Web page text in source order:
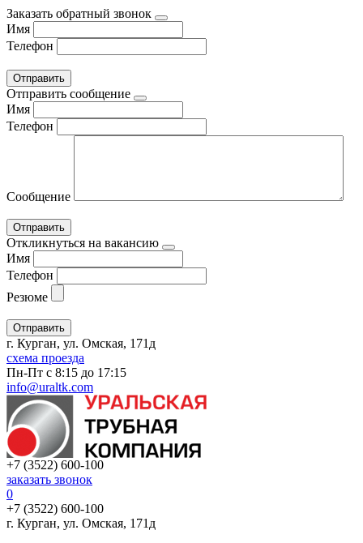
Заказать обратный звонок
Имя
Телефон
Отправить сообщение
Имя
Телефон
Сообщение
Откликнуться на вакансию
Имя
Телефон
Резюме
г. Курган, ул. Омская, 171д
схема проезда
Пн-Пт с 8:15 до 17:15
info@uraltk.com
+7 (3522) 600-100
заказать звонок
0
+7 (3522) 600-100
г. Курган, ул. Омская, 171д